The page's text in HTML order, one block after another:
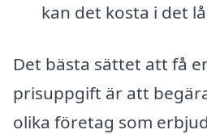
kan det kosta i det
Det bästa sättet att få
prisuppgift är att
olika företag som